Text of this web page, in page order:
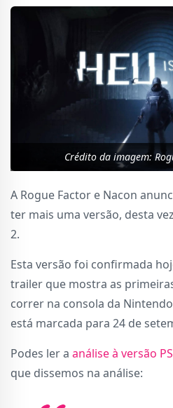
Crédito da imagem:
A Rogue Factor e Nacon
ter mais uma versão, desta
2.
Esta versão foi confirmada
trailer que mostra as
correr na consola da
está marcada para 24 de
Podes ler a análise à versão
que dissemos na análise: